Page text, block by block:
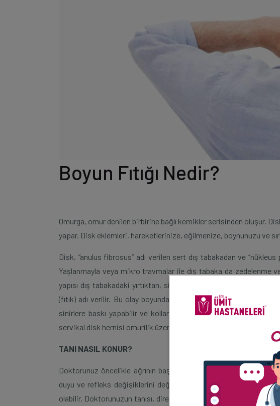
Boyun Fıtığı Nedir?
Omurga, omur denilen birbirine bağlı kemikler serisinden oluşur.
yapar. Disk eklemleri, hareketlerinize, eğilmenize, boynunuzu ve
Disk, “anulus fibrosus” adı verilen sert dış tabakadan ve
Yaşlanmayla veya mikro travmalar ile dış tabaka da zedelenme
yapısı dış tabakadaki yırtıktan, sinirler ve omuriliğin geçtiği
(fıtık) adı verilir. Bu olay boyunda meydana geldiği zaman
sinirlere baskı yapabilir ve kollara doğru yansıyan ağrıya,
servikal disk hernisi omurilik üzerinde baskıya neden olabilir ve bu
TANI NASIL KONUR?
Doktorunuz öncelikle ağrının başlangıç zamanını, karakterini
duyu ve refleks değişiklerini değerlendirmek için yapacağı
olabilir. Doktorunuzun tanısı, direkt grafi, bilgisayarlı tomografi